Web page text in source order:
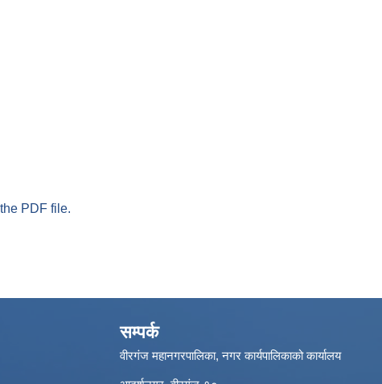
PDF file.
सम्पर्क
वीरगंज महानगरपालिका, नगर कार्यपालिकाको कार्यालय